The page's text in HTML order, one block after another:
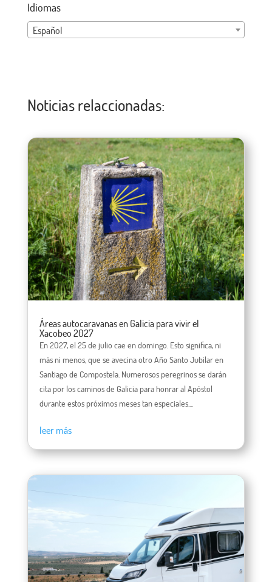
Idiomas
Español
Noticias relaccionadas:
Áreas autocaravanas en Galicia para vivir el
Xacobeo 2027
En 2027, el 25 de julio cae en domingo. Esto significa, ni
más ni menos, que se avecina otro Año Santo Jubilar en
Santiago de Compostela. Numerosos peregrinos se darán
cita por los caminos de Galicia para honrar al Apóstol
durante estos próximos meses tan especiales....
leer más